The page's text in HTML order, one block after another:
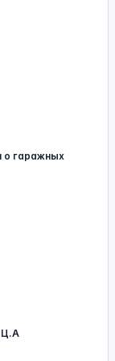
о гаражных
Ц.А